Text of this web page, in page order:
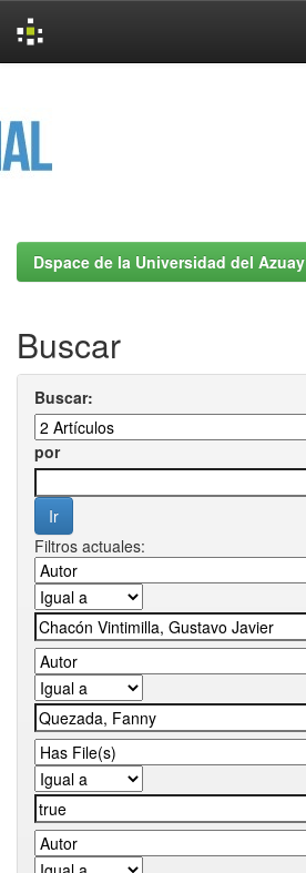
Dspace de la Universidad del Azuay
Buscar
Buscar:
por
Filtros actuales: